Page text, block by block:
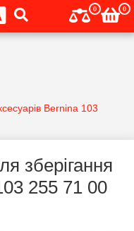
0 0
Bernina 103
зберігання
255 71 00